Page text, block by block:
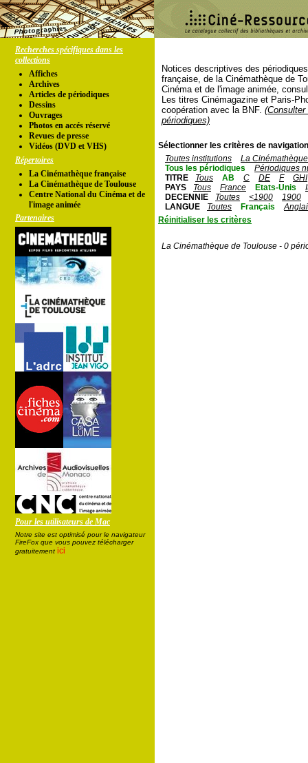
Recherches spécifiques dans les
collections
Affiches
Archives
Articles de périodiques
Dessins
Ouvrages
Photos en accés réservé
Revues de presse
Vidéos (DVD et VHS)
Répertoires
La Cinémathèque française
La Cinémathèque de Toulouse
Centre National du Cinéma et de
l'image animée
Partenaires
Pour les utilisateurs de Mac
Notre site est optimisé pour le navigateur
FireFox que vous pouvez télécharger
gratuitement ici
Notices descriptives des
française, de la Cinémathèque de
Cinéma et de l'image animée,
Les titres Cinémagazine et Paris-
coopération avec la BNF.
périodiques)
Sélectionner les critères de
Toutes institutions
La
Tous les périodiques
Périodiques
TITRE
Tous AB C DE F
GHI
PAYS
Tous France Etats-Unis
DECENNIE
Toutes <1900
1900
LANGUE
Toutes Français
Réinitialiser les critères
La Cinémathèque de Toulouse - 0